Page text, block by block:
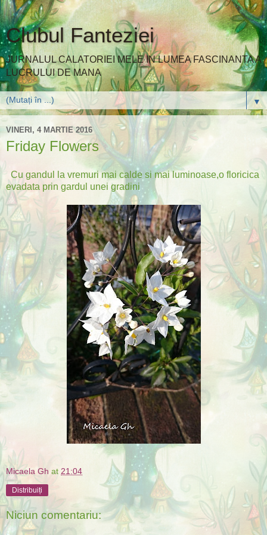
Clubul Fanteziei
JURNALUL CALATORIEI MELE IN LUMEA FASCINANTA A
LUCRULUI DE MANA
▼
VINERI, 4 MARTIE 2016
Friday Flowers
Cu gandul la vremuri mai calde si mai luminoase,o floricica
evadata prin gardul unei gradini
Micaela Gh at 21:04
Distribuiți
Niciun comentariu: